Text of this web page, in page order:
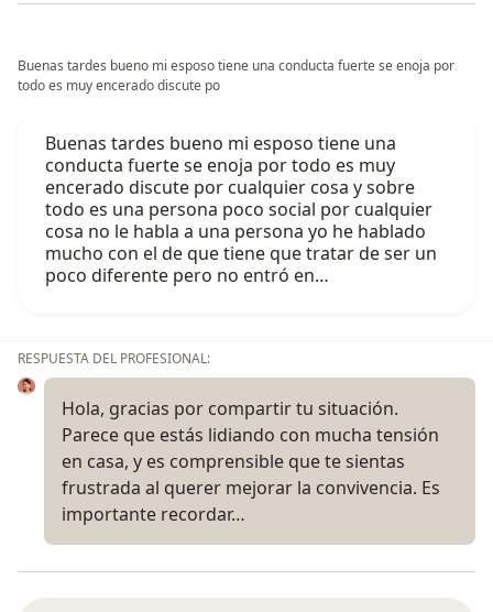
Buenas tardes bueno mi esposo tiene una conducta fuerte se enoja por
todo es muy encerado discute po
Buenas tardes bueno mi esposo tiene una
conducta fuerte se enoja por todo es muy
encerado discute por cualquier cosa y sobre
todo es una persona poco social por cualquier
cosa no le habla a una persona yo he hablado
mucho con el de que tiene que tratar de ser un
poco diferente pero no entró en…
RESPUESTA DEL PROFESIONAL:
Hola, gracias por compartir tu situación.
Parece que estás lidiando con mucha tensión
en casa, y es comprensible que te sientas
frustrada al querer mejorar la convivencia. Es
importante recordar…